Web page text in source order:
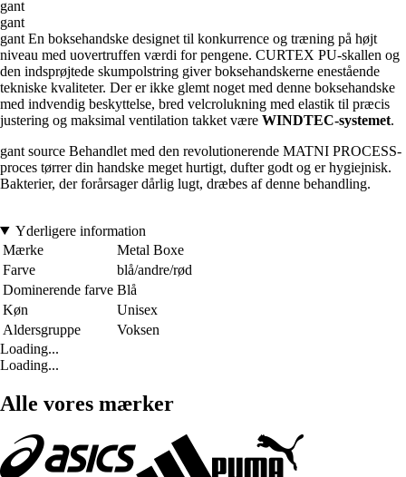
gant
gant
gant En boksehandske designet til konkurrence og træning på højt
niveau med uovertruffen værdi for pengene. CURTEX PU-skallen og
den indsprøjtede skumpolstring giver boksehandskerne enestående
tekniske kvaliteter. Der er ikke glemt noget med denne boksehandske
med indvendig beskyttelse, bred velcrolukning med elastik til præcis
justering og maksimal ventilation takket være WINDTEC-systemet.
gant source Behandlet med den revolutionerende MATNI PROCESS-
proces tørrer din handske meget hurtigt, dufter godt og er hygiejnisk.
Bakterier, der forårsager dårlig lugt, dræbes af denne behandling.
Yderligere information
Mærke
Metal Boxe
Farve
blå/andre/rød
Dominerende farve Blå
Køn
Unisex
Aldersgruppe
Voksen
Loading...
Loading...
Alle vores mærker